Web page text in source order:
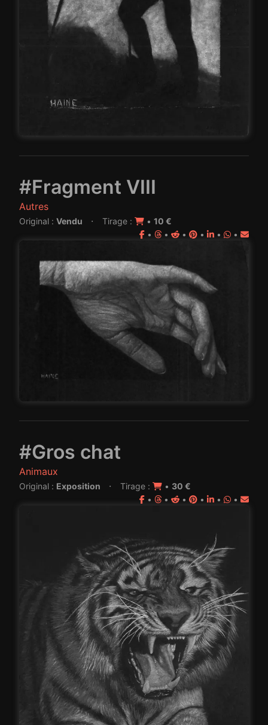
#Fragment VIII
Autres
Original : Vendu · Tirage : • 10 €
•
• • • • •
#Gros chat
Animaux
Original : Exposition · Tirage : • 30 €
•
• • • • •